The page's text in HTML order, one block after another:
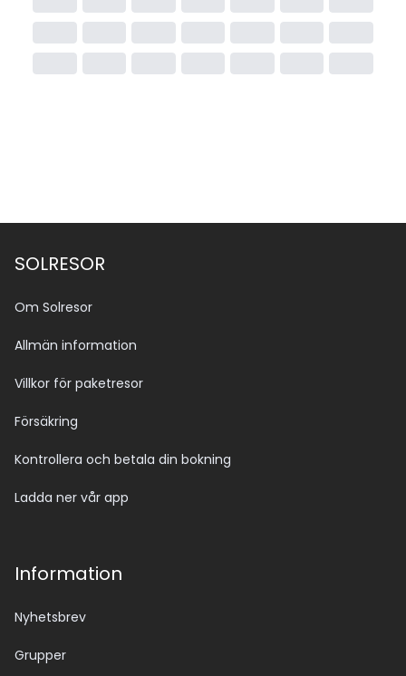
SOLRESOR
Om Solresor
Allmän information
Villkor för paketresor
Försäkring
Kontrollera och betala din bokning
Ladda ner vår app
Information
Nyhetsbrev
Grupper